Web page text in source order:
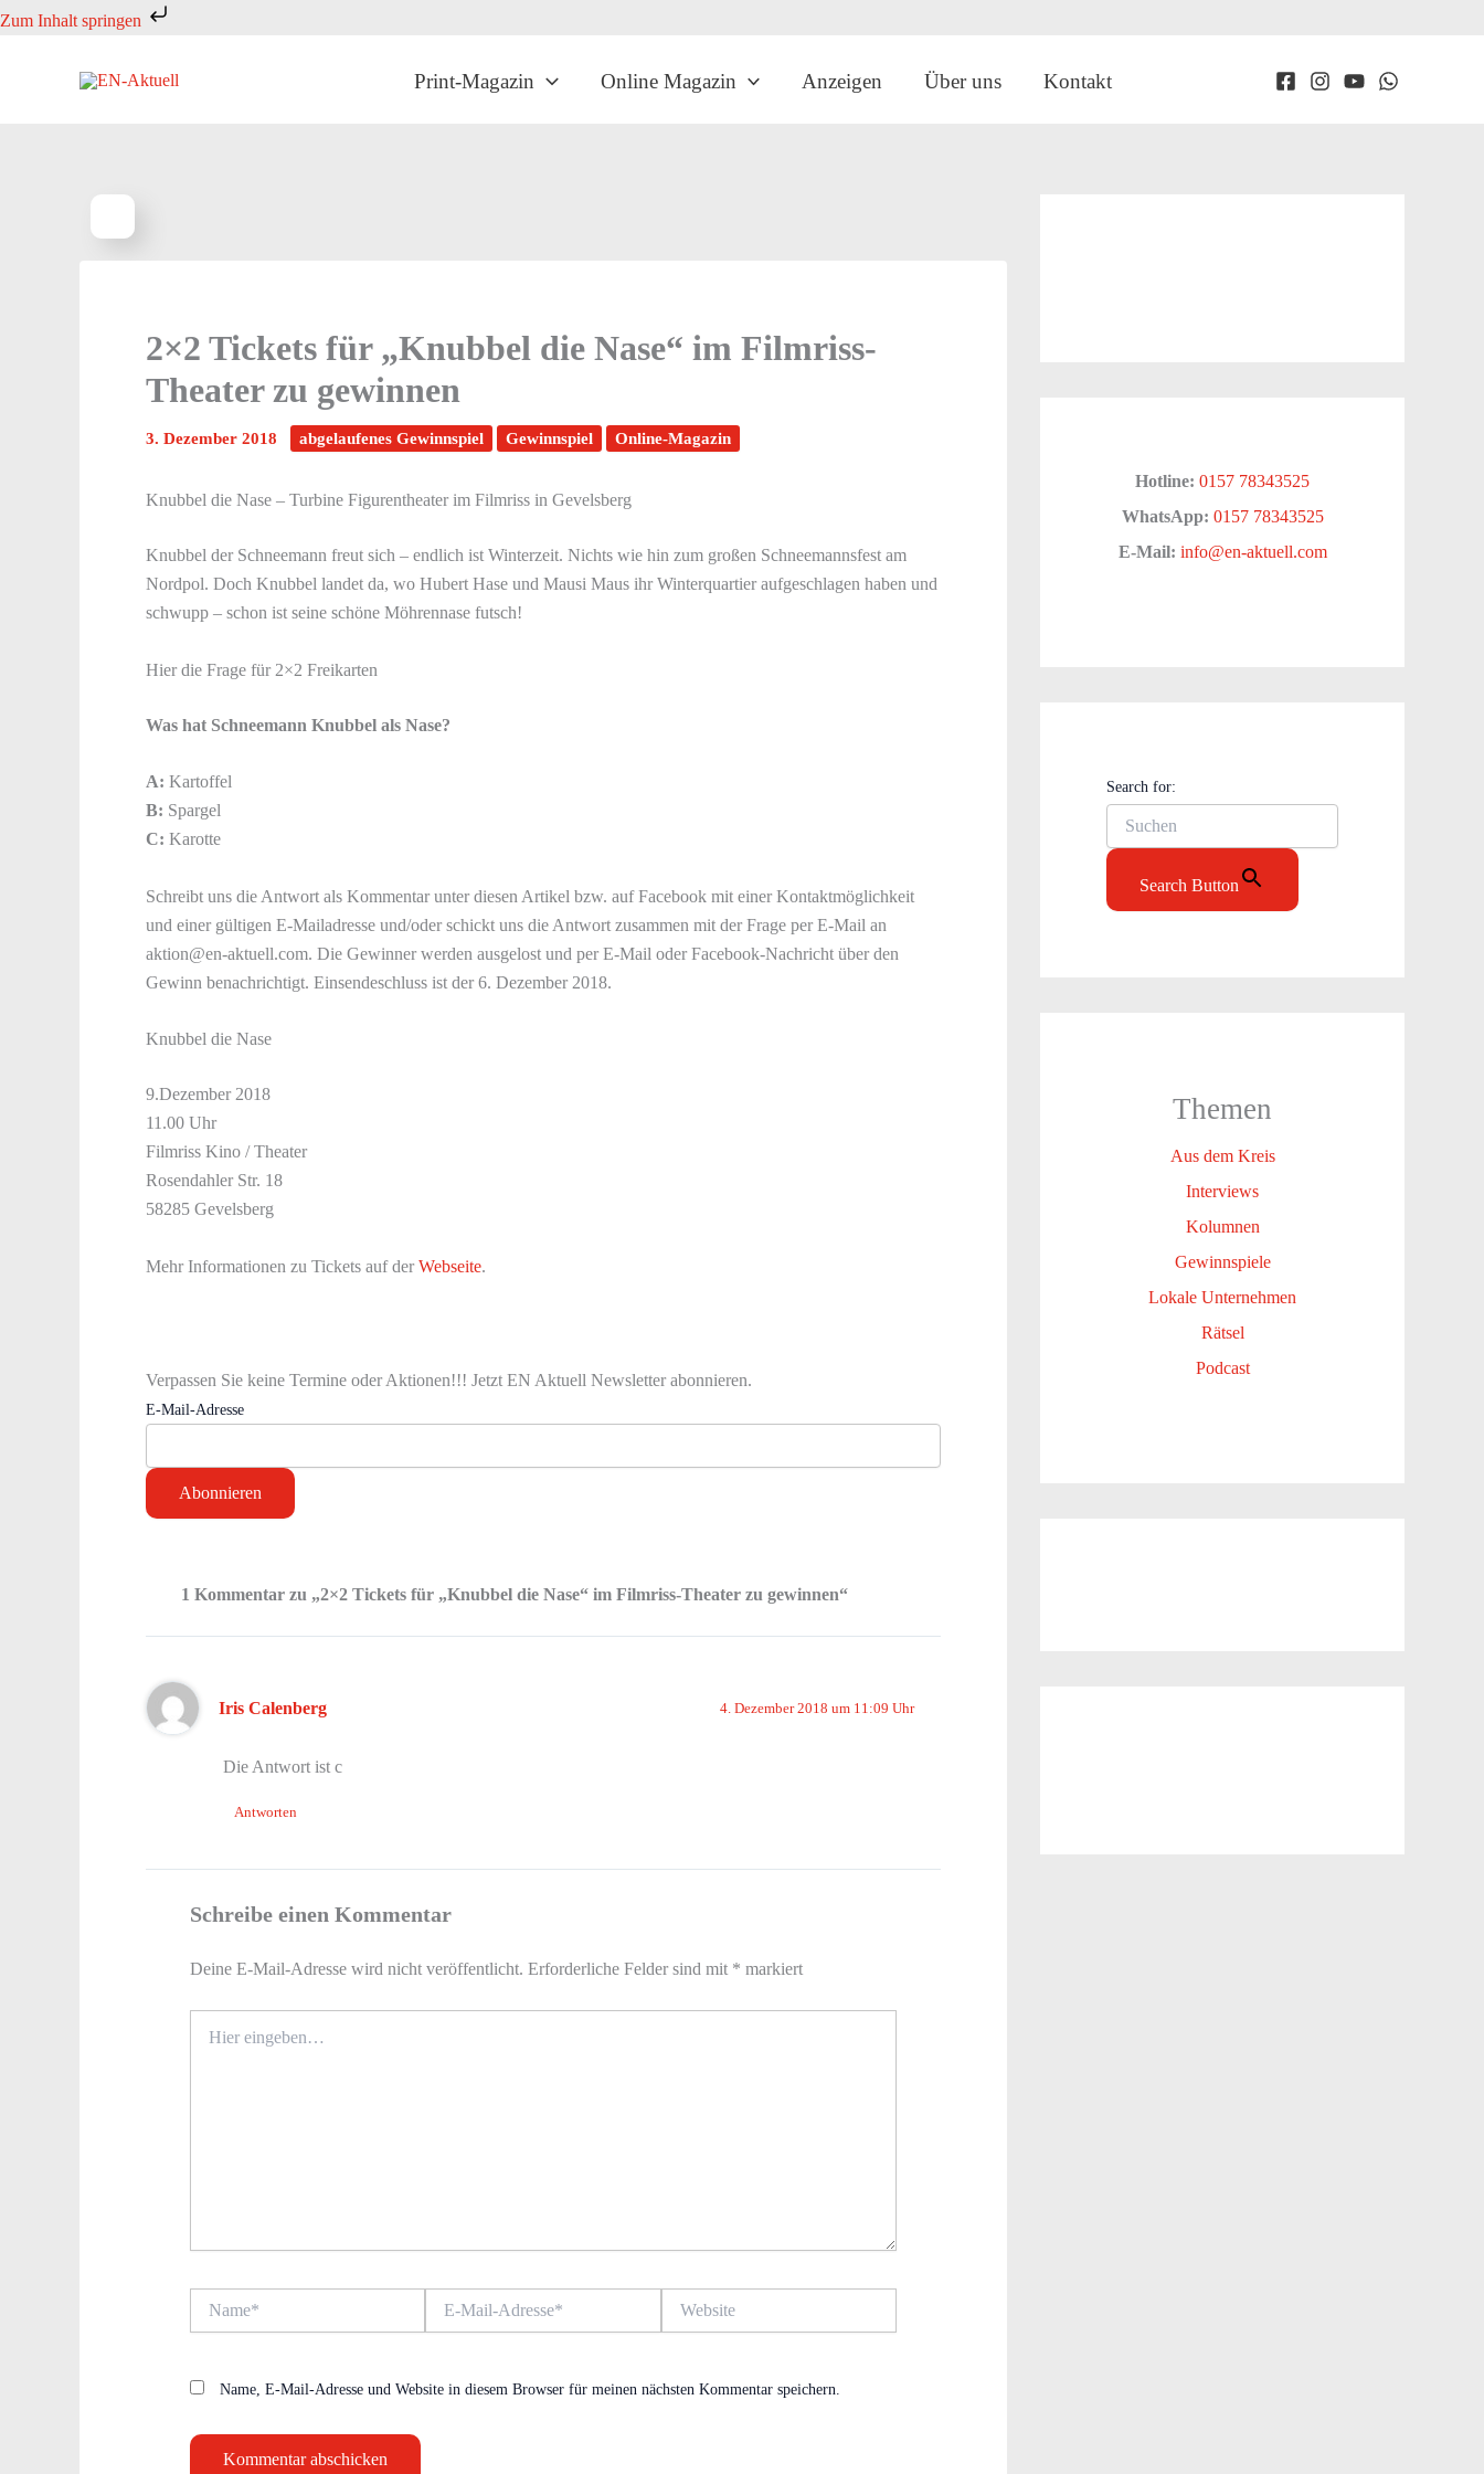
Zum Inhalt springen
Zum
Print-Magazin Online Magazin Anzeigen Über uns Kontakt
2×2 Tickets für „Knubbel die Nase“ im Filmriss-
Theater zu gewinnen
3. Dezember 2018 abgelaufenes Gewinnspiel Gewinnspiel Online-Magazin
Knubbel die Nase – Turbine Figurentheater im Filmriss in Gevelsberg
Knubbel der Schneemann freut sich – endlich ist Winterzeit. Nichts wie hin zum großen Schneemannsfest am
Nordpol. Doch Knubbel landet da, wo Hubert Hase und Mausi Maus ihr Winterquartier aufgeschlagen haben und
schwupp – schon ist seine schöne Möhrennase futsch!
Hier die Frage für 2×2 Freikarten
Was hat Schneemann Knubbel als Nase?
A: Kartoffel
B: Spargel
C: Karotte
Schreibt uns die Antwort als Kommentar unter diesen Artikel bzw. auf Facebook mit einer Kontaktmöglichkeit
und einer gültigen E-Mailadresse und/oder schickt uns die Antwort zusammen mit der Frage per E-Mail an
aktion@en-aktuell.com. Die Gewinner werden ausgelost und per E-Mail oder Facebook-Nachricht über den
Gewinn benachrichtigt. Einsendeschluss ist der 6. Dezember 2018.
Knubbel die Nase
9.Dezember 2018
11.00 Uhr
Filmriss Kino / Theater
Rosendahler Str. 18
58285 Gevelsberg
Mehr Informationen zu Tickets auf der Webseite.
Verpassen Sie keine Termine oder Aktionen!!! Jetzt EN Aktuell Newsletter abonnieren.
E-Mail-Adresse
1 Kommentar zu „2×2 Tickets für „Knubbel die Nase“ im Filmriss-Theater zu gewinnen“
Iris Calenberg 4. Dezember 2018 um 11:09 Uhr
Die Antwort ist c
Antworten
Schreibe einen Kommentar
Deine E-Mail-Adresse wird nicht veröffentlicht. Erforderliche Felder sind mit * markiert
eingeben…
Mail-
Name, E-Mail-Adresse und Website in diesem Browser für meinen nächsten Kommentar speichern.
Hotline: 0157 78343525
WhatsApp: 0157 78343525
E-Mail: info@en-aktuell.com
Search for:
Search Button
Themen
Aus dem Kreis
Interviews
Kolumnen
Gewinnspiele
Lokale Unternehmen
Rätsel
Podcast